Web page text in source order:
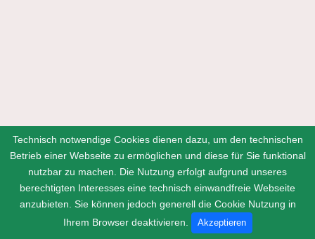
Home Kontakt ImpressumDatenschutz
Technisch notwendige Cookies dienen dazu, um den technischen
Betrieb einer Webseite zu ermöglichen und diese für Sie funktional
nutzbar zu machen. Die Nutzung erfolgt aufgrund unseres
berechtigten Interesses eine technisch einwandfreie Webseite
anzubieten. Sie können jedoch generell die Cookie Nutzung in
Ihrem Browser deaktivieren.
Akzeptieren